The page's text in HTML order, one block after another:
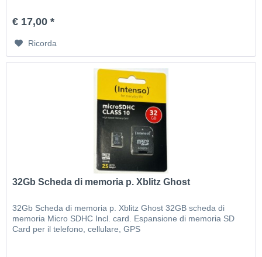
€ 17,00 *
Ricorda
32Gb Scheda di memoria p. Xblitz Ghost
32Gb Scheda di memoria p. Xblitz Ghost 32GB scheda di
memoria Micro SDHC Incl. card. Espansione di memoria SD
Card per il telefono, cellulare, GPS